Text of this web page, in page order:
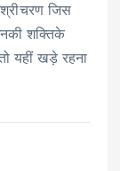
जिस
शक्तिके
यहीं खड़े रहना